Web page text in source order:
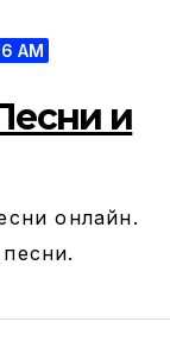
AM
и
онлайн.